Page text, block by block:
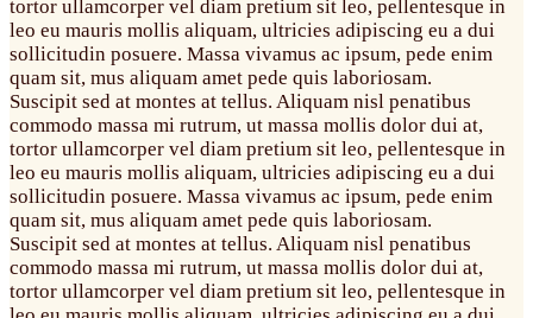
tortor ullamcorper vel diam pretium sit leo, pellentesque in
leo eu mauris mollis aliquam, ultricies adipiscing eu a dui
sollicitudin posuere. Massa vivamus ac ipsum, pede enim
quam sit, mus aliquam amet pede quis laboriosam.
Suscipit sed at montes at tellus. Aliquam nisl penatibus
commodo massa mi rutrum, ut massa mollis dolor dui at,
tortor ullamcorper vel diam pretium sit leo, pellentesque in
leo eu mauris mollis aliquam, ultricies adipiscing eu a dui
sollicitudin posuere. Massa vivamus ac ipsum, pede enim
quam sit, mus aliquam amet pede quis laboriosam.
Suscipit sed at montes at tellus. Aliquam nisl penatibus
commodo massa mi rutrum, ut massa mollis dolor dui at,
tortor ullamcorper vel diam pretium sit leo, pellentesque in